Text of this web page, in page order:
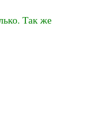
Так же